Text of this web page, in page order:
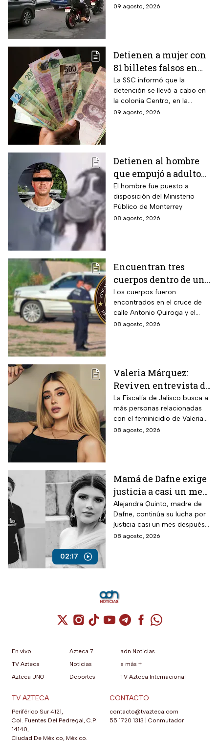
B del Metro CDMX.
09 agosto, 2026
Detienen a mujer con
81 billetes falsos en
CDMX: ¿Cómo
identificar “dinero
patito”?
La SSC informó que la
detención se llevó a cabo en
la colonia Centro, en la
alcaldía Cuauhtémoc; llevaba
09 agosto, 2026
Detienen al hombre
que empujó a adulto
mayor frente a un
tráiler en Monterrey
El hombre fue puesto a
disposición del Ministerio
Público de Monterrey
08 agosto, 2026
Encuentran tres
cuerpos dentro de una
camioneta de lujo en
Hermosillo;
investigan posible
riña
Los cuerpos fueron
encontrados en el cruce de
calle Antonio Quiroga y el
Boulevard Camino del Serie
08 agosto, 2026
Valeria Márquez:
Reviven entrevista de
Vivian de la torre en
donde se deslindó del
feminicidio de su
amiga
La Fiscalía de Jalisco busca a
más personas relacionadas
con el feminicidio de Valeria
Márquez, mientras vuelve a
08 agosto, 2026
02:17
Mamá de Dafne exige
justicia a casi un mes
de la muerte de su hija
Alejandra Quinto, madre de
Dafne, continúa su lucha por
justicia casi un mes después
del fallecimiento de su hija.
08 agosto, 2026
Cuenta de X / Twitter (se abre en una
Cuenta de Instagram (se abre en una
Cuenta de TikTok (se abre en
Cuenta de YouTube (se abre
Cuenta de Telegram (se
Cuenta de
Cuenta de
En vivo
TV Azteca
Azteca UNO
Azteca 7
Noticias
Deportes
adn Noticias
a más +
TV Azteca Internacional
TV AZTECA
Periférico Sur 4121,
Col. Fuentes Del Pedregal, C.P.
14140,
Ciudad De México, México.
CONTACTO
contacto@tvazteca.com
55 1720 1313
Conmutador